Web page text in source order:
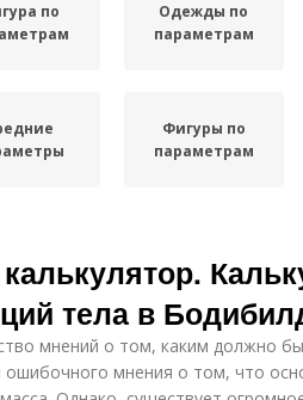
по
Одежды по
параметрам
Фигуры по
параметрам
тела в
мнений о том, каким должно
мнения о том, что